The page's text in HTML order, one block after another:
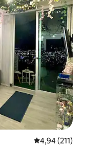
Средна
4,94 (211)